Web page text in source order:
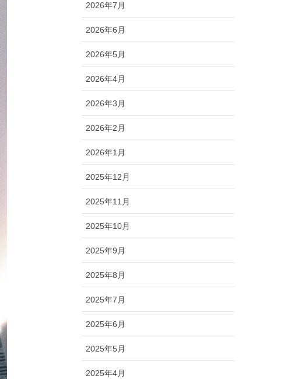
2026年7月
2026年6月
2026年5月
2026年4月
2026年3月
2026年2月
2026年1月
2025年12月
2025年11月
2025年10月
2025年9月
2025年8月
2025年7月
2025年6月
2025年5月
2025年4月